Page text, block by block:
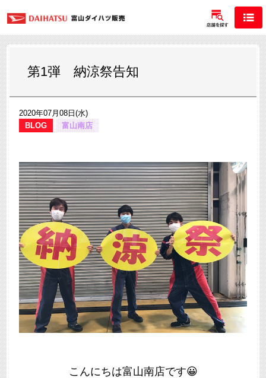
第1弾 納涼祭告知
2020年07月08日(水)
BLOG
富山南店
こんにちは富山南店です😀